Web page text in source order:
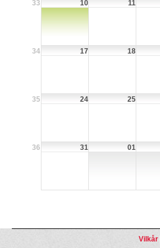
33 10 11
34 17 18
35 24 25
36 31 01
Vilkår|